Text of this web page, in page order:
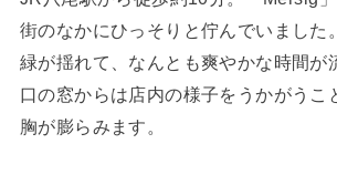
街のなかにひっそりと佇んでいました
緑が揺れて、なんとも爽やかな時間が
口の窓からは店内の様子をうかがうこ
胸が膨らみます。